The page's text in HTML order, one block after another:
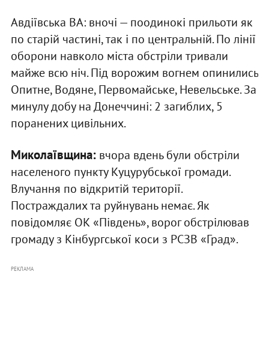
Авдіївська ВА: вночі — поодинокі прильоти як
по старій частині, так і по центральній. По лінії
оборони навколо міста обстріли тривали
майже всю ніч. Під ворожим вогнем опинились
Опитне, Водяне, Первомайське, Невельське. За
минулу добу на Донеччині: 2 загиблих, 5
поранених цивільних.
Миколаївщина:вчора вдень були обстріли
населеного пункту Куцурубської громади.
Влучання по відкритій території.
Постраждалих та руйнувань немає. Як
повідомляє ОК «Південь», ворог обстрілював
громаду з Кінбургської коси з РСЗВ «Град».
РЕКЛАМА